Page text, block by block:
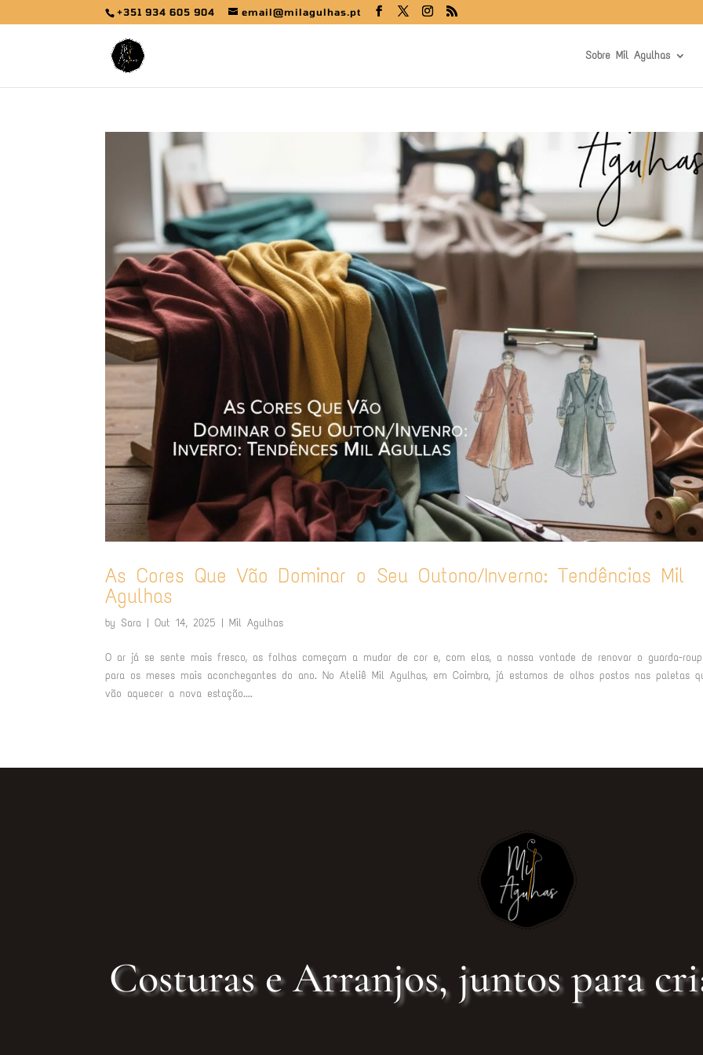
+351 934 605 904 email@milagulhas.pt
Sobre Mil Agulhas
As Cores Que Vão Dominar o Seu Outono/Inverno: Tendências Mil
Agulhas
bySara |Out 14, 2025 |Mil Agulhas
O ar já se sente mais fresco, as folhas começam a mudar de cor e, com elas, a nossa vontade de renovar o guarda-
para os meses mais aconchegantes do ano. No Ateliê Mil Agulhas, em Coimbra, já estamos de olhos postos nas paletas
vão aquecer a nova estação....
Costuras e Arranjos, juntos para